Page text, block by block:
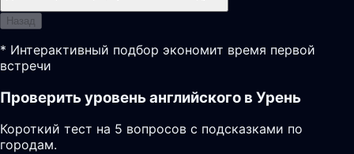
Назад
* Интерактивный подбор экономит время первой
встречи
Проверить уровень английского в Урень
Короткий тест на 5 вопросов с подсказками по
городам.